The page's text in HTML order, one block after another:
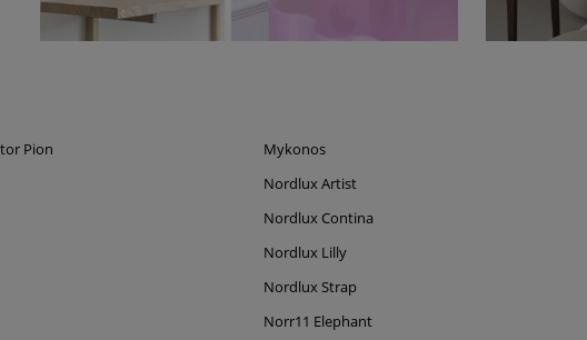
Pion
Mykonos
Nordlux Artist
Nordlux Contina
Nordlux Lilly
Nordlux Strap
Norr11 Elephant